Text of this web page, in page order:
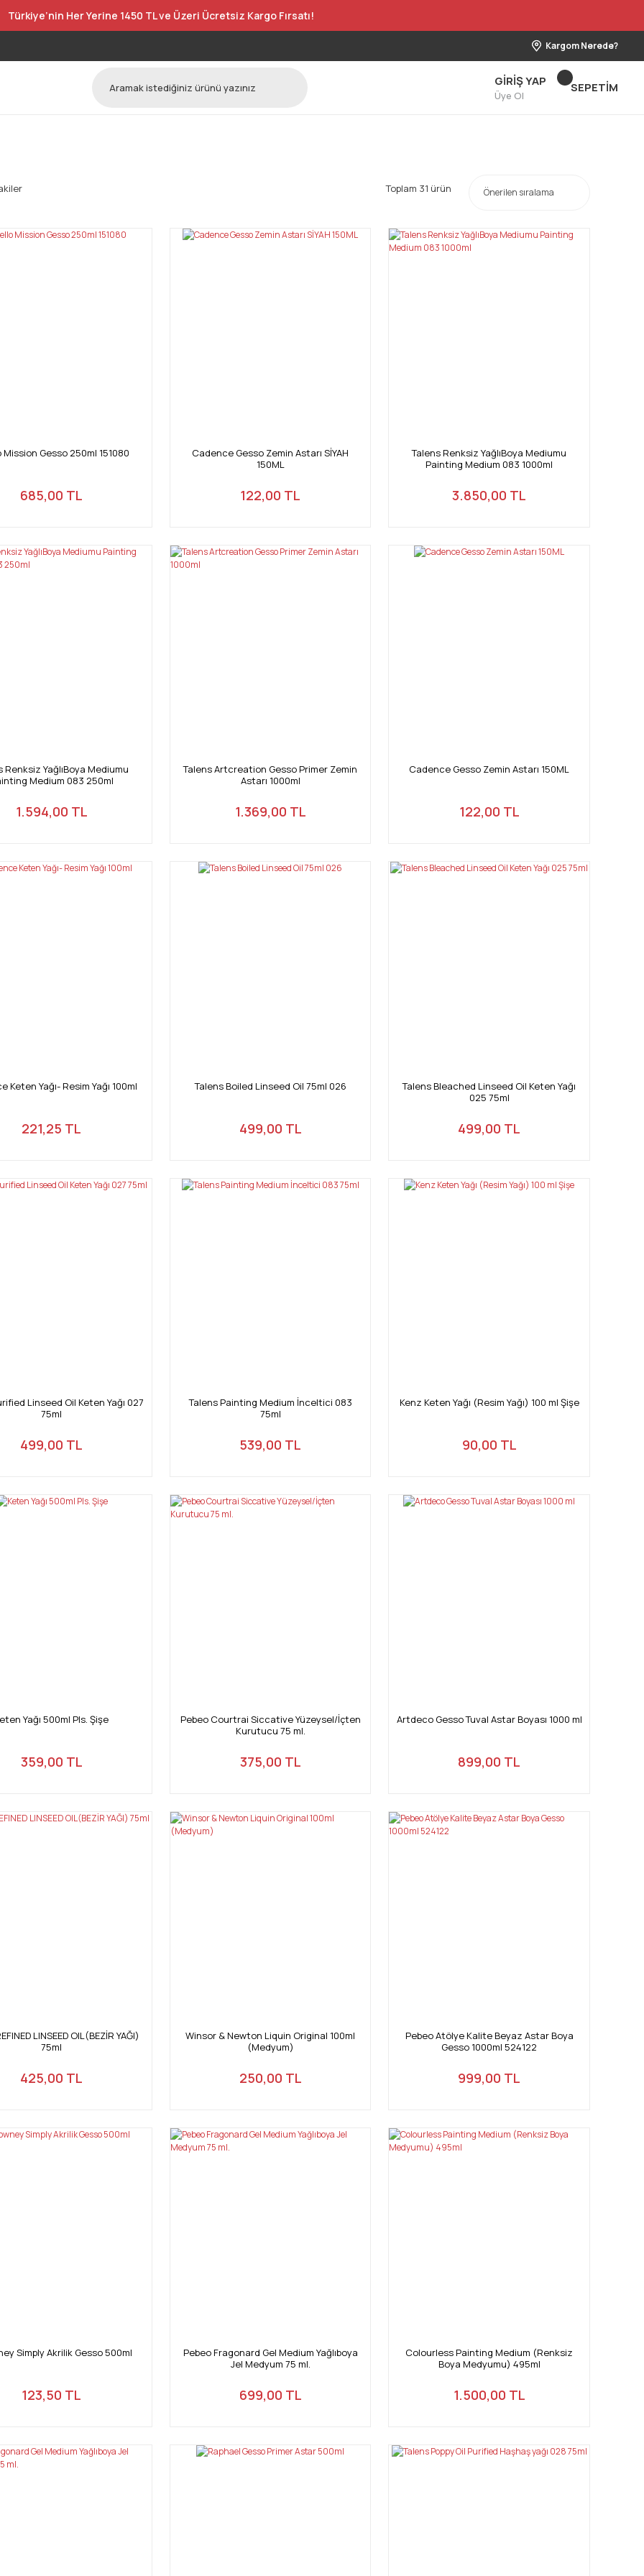
Türkiye’nin Her Yerine 1450 TL ve Üzeri Ücretsiz Kargo Fırsatı!
Kargom Nerede?
GİRİŞ YAP
Üye Ol
SEPETİM
Toplam 31 ürün
Mission Gesso 250ml 151080
685,00 TL
Cadence Gesso Zemin Astarı SİYAH
150ML
122,00 TL
Talens Renksiz YağlıBoya Mediumu
Painting Medium 083 1000ml
3.850,00 TL
Renksiz YağlıBoya Mediumu
Medium 083 250ml
1.594,00 TL
Talens Artcreation Gesso Primer Zemin
Astarı 1000ml
1.369,00 TL
Cadence Gesso Zemin Astarı 150ML
122,00 TL
Keten Yağı- Resim Yağı 100ml
221,25 TL
Talens Boiled Linseed Oil 75ml 026
499,00 TL
Talens Bleached Linseed Oil Keten Yağı
025 75ml
499,00 TL
Linseed Oil Keten Yağı 027
75ml
499,00 TL
Talens Painting Medium İnceltici 083
75ml
539,00 TL
Kenz Keten Yağı (Resim Yağı) 100 ml Şişe
90,00 TL
Yağı 500ml Pls. Şişe
359,00 TL
Pebeo Courtrai Siccative Yüzeysel/İçten
Kurutucu 75 ml.
375,00 TL
Artdeco Gesso Tuval Astar Boyası 1000 ml
899,00 TL
LINSEED OIL(BEZİR YAĞI)
75ml
425,00 TL
Winsor & Newton Liquin Original 100ml
(Medyum)
250,00 TL
Pebeo Atölye Kalite Beyaz Astar Boya
Gesso 1000ml 524122
999,00 TL
Simply Akrilik Gesso 500ml
123,50 TL
Pebeo Fragonard Gel Medium Yağlıboya
Jel Medyum 75 ml.
699,00 TL
Colourless Painting Medium (Renksiz
Boya Medyumu) 495ml
1.500,00 TL